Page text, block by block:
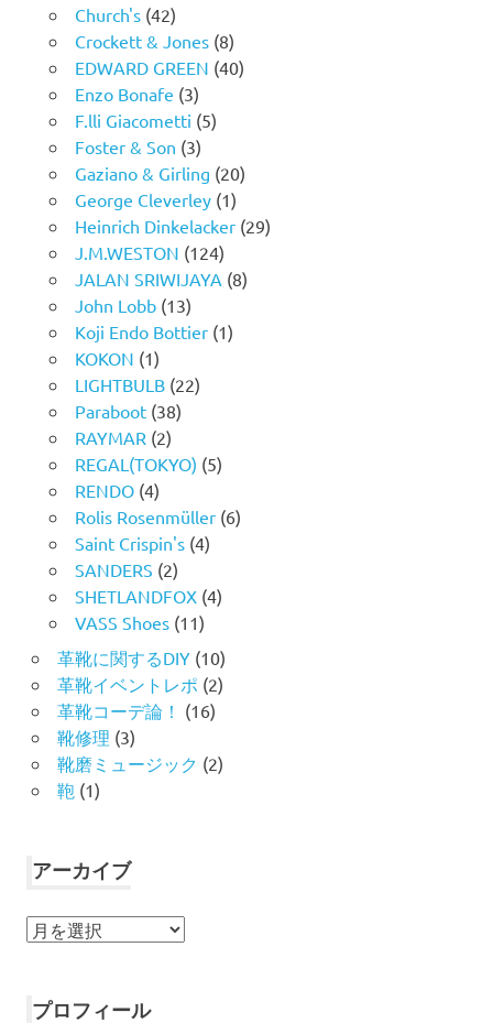
Church's(42)
Crockett & Jones(8)
EDWARD GREEN (40)
Enzo Bonafe (3)
F.lli Giacometti (5)
Foster & Son (3)
Gaziano & Girling (20)
George Cleverley(1)
Heinrich Dinkelacker(29)
J.M.WESTON (124)
JALAN SRIWIJAYA (8)
John Lobb(13)
Koji Endo Bottier(1)
KOKON (1)
LIGHTBULB(22)
Paraboot(38)
RAYMAR (2)
REGAL(TOKYO) (5)
RENDO(4)
Rolis Rosenmüller(6)
Saint Crispin's(4)
SANDERS (2)
SHETLANDFOX(4)
VASS Shoes(11)
革靴に関するDIY(10)
革靴イベントレポ (2)
革靴コーデ論！ (16)
靴修理 (3)
靴磨ミュージック (2)
鞄 (1)
アーカイブ
ア
イ
プロフィール